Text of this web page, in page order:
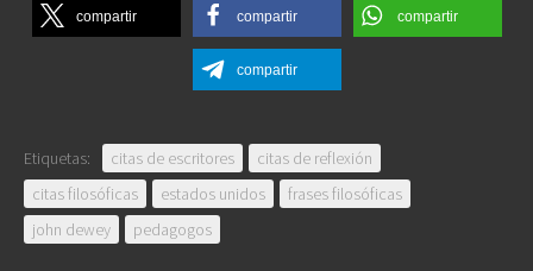
compartir compartir compartir
compartir
Etiquetas: citas de escritores
citas de reflexión
citas filosóficas
estados unidos
frases filosóficas
john dewey
pedagogos